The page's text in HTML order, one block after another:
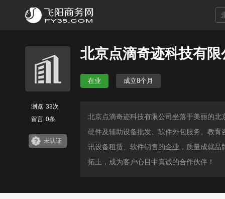
北京点滴奇迹科技有限
在业 成立8个月
浏览 33次
留言 0条
未认证
北京点滴奇迹科技有限公司坐落于美丽的
硬件及辅助设备批发、软件外包服务、教
讯设备租赁、软件销售的企业，质量成就
拓土，成为客户心目中真诚的合作伙伴！